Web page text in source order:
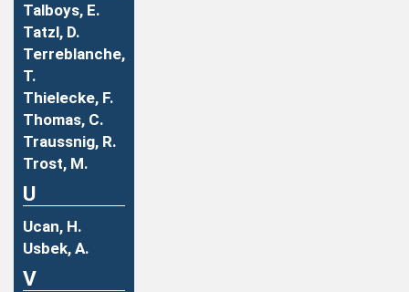
Talboys, E.
Tatzl, D.
Terreblanche,
T.
Thielecke, F.
Thomas, C.
Traussnig, R.
Trost, M.
U
Ucan, H.
Usbek, A.
V